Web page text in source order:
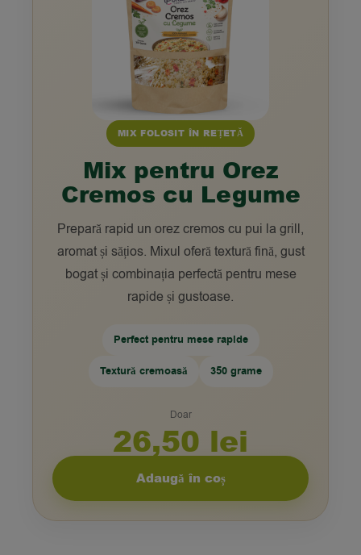
MIX FOLOSIT ÎN REȚETĂ
Mix pentru Orez
Cremos cu Legume
Prepară rapid un orez cremos cu pui la grill,
aromat și sățios. Mixul oferă textură fină, gust
bogat și combinația perfectă pentru mese
rapide și gustoase.
Perfect pentru mese rapide
Textură cremoasă 350 grame
Doar
26,50 lei
Adaugă în coș